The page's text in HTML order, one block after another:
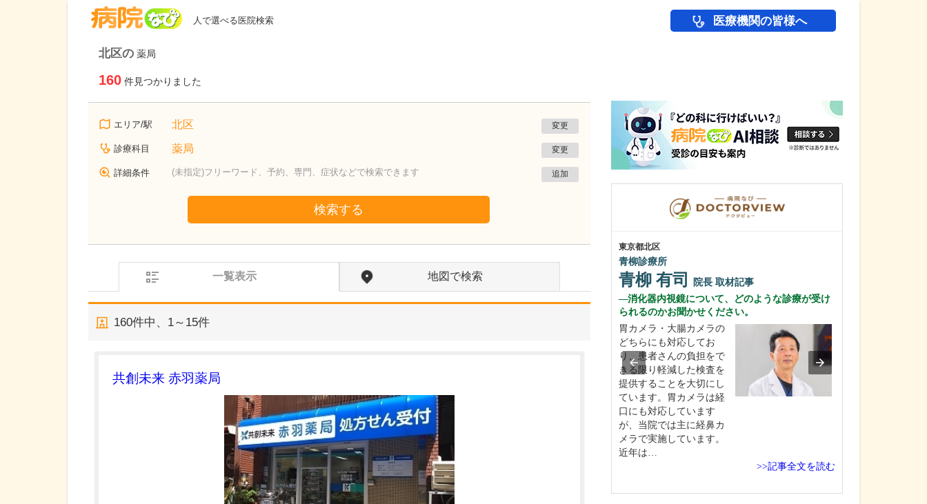
人で選べる医院検索 医療機関の皆様へ
北区の 薬局
160 件見つかりました
エリア/駅 北区 変更
診療科目 薬局 変更
詳細条件 (未指定)フリーワード、予約、専門、症状などで検索できます 追加
検索する
一覧表示 地図で検索
160件中、 1～15件
共創未来 赤羽薬局
東京都北区
青柳診療所
青柳 有司 院長 取材記事
消化器内視鏡について、どのような診療が受け
られるのかお聞かせください。
胃カメラ・大腸カメラの
どちらにも対応してお
り、患者さんの負担をで
きる限り軽減した検査を
提供することを大切にし
ています。胃カメラは経
口にも対応しています
が、当院では主に経鼻カ
メラで実施しています。
近年は…
>>記事全文を読む
東京都大田区
とじま内科クリニック
戸島 洋一院長
ーゼー・ヒューヒューと
いう音)や咳、痰、息苦し
さ、胸の痛みといった症
状の有無を丁寧…